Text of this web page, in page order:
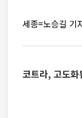
세종=노승길 기
코트라, 고도화